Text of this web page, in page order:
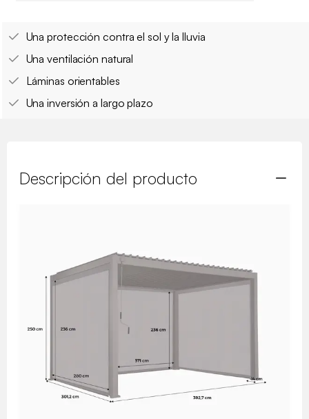
Una protección contra el sol y la lluvia
Una ventilación natural
Láminas orientables
Una inversión a largo plazo
Descripción del producto